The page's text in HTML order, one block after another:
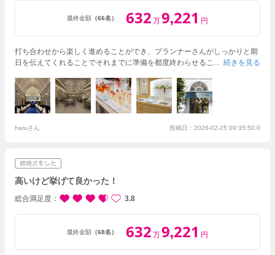
最終金額 （66名） 632 万9,221 円
打ち合わせから楽しく進めることができ、プランナーさんがしっかりと期
日を伝えてくれることでそれまでに準備を都度終わらせることができ、式
もゲストとの距離の近さを大事にしていたため、挙式では人前式スタイル
にし、披露宴会場ではソファ席を選べるところ、ガーデン付きでプチパー
ティができるところがこの式場の魅力的な部分だった。料理もこだわって
フェスタイルにできるためそこも喜んでもらえた。
続きを見る
haruさん 投稿日：2026-02-25 09:35:50.0
高いけど挙げて良かった！
総合満足度 3.8
最終金額 （68名） 632 万9,221 円